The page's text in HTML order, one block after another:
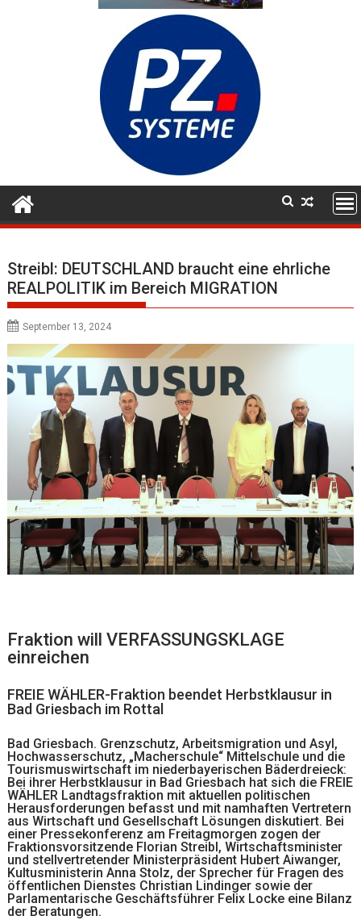
Streibl: DEUTSCHLAND braucht eine ehrliche
REALPOLITIK im Bereich MIGRATION
September 13, 2024
Fraktion will VERFASSUNGSKLAGE
einreichen
FREIE WÄHLER-Fraktion beendet Herbstklausur in
Bad Griesbach im Rottal
Bad Griesbach. Grenzschutz, Arbeitsmigration und Asyl,
Hochwasserschutz, „Macherschule“ Mittelschule und die
Tourismuswirtschaft im niederbayerischen Bäderdreieck:
Bei ihrer Herbstklausur in Bad Griesbach hat sich die FREIE
WÄHLER Landtagsfraktion mit aktuellen politischen
Herausforderungen befasst und mit namhaften Vertretern
aus Wirtschaft und Gesellschaft Lösungen diskutiert. Bei
einer Pressekonferenz am Freitagmorgen zogen der
Fraktionsvorsitzende Florian Streibl, Wirtschaftsminister
und stellvertretender Ministerpräsident Hubert Aiwanger,
Kultusministerin Anna Stolz, der Sprecher für Fragen des
öffentlichen Dienstes Christian Lindinger sowie der
Parlamentarische Geschäftsführer Felix Locke eine Bilanz
der Beratungen.